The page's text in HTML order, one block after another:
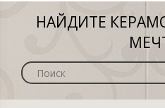
НАЙДИТЕ